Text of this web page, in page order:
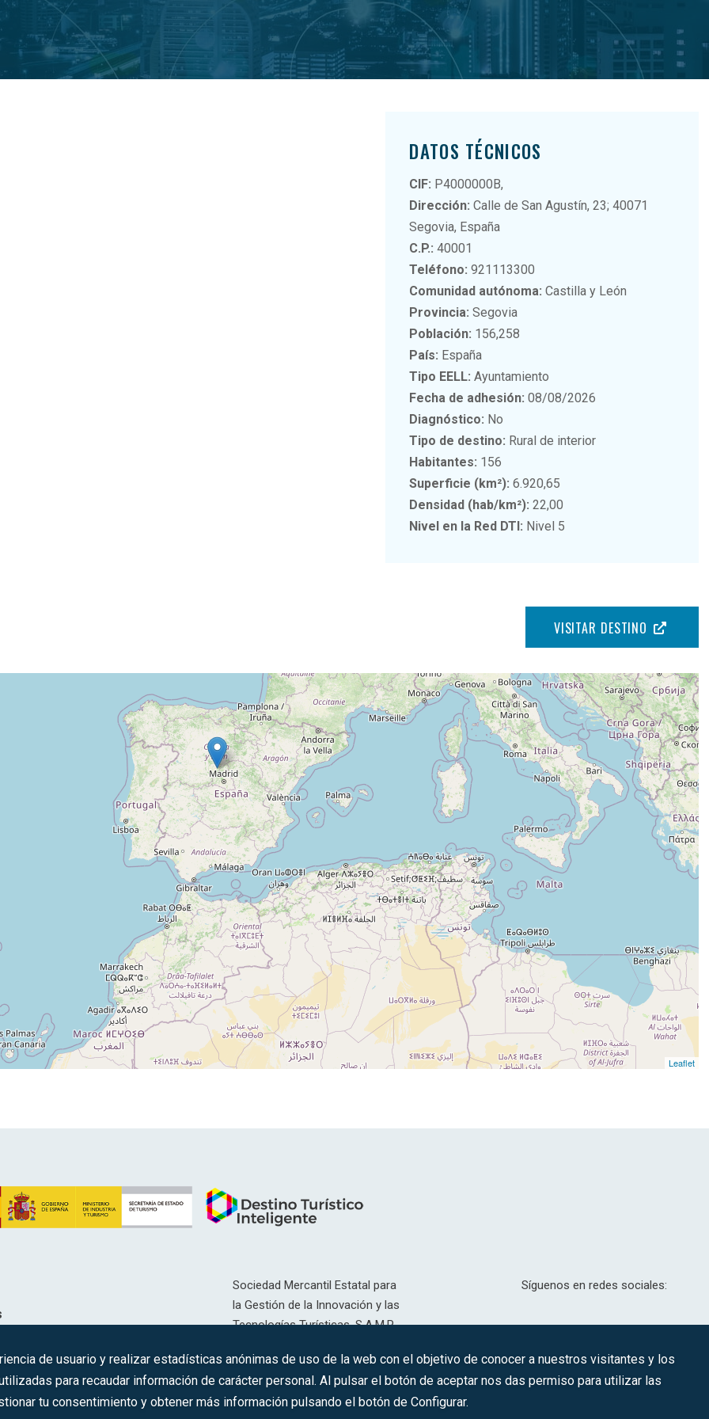
DATOS TÉCNICOS
CIF: P4000000B,
Dirección: Calle de San Agustín, 23; 40071
Segovia, España
C.P.: 40001
Teléfono: 921113300
Comunidad autónoma: Castilla y León
Provincia: Segovia
Población: 156,258
País: España
Tipo EELL: Ayuntamiento
Fecha de adhesión: 08/08/2026
Diagnóstico: No
Tipo de destino: Rural de interior
Habitantes: 156
Superficie (km²): 6.920,65
Densidad (hab/km²): 22,00
Nivel en la Red DTI: Nivel 5
VISITAR DESTINO
Leaflet
Sociedad Mercantil Estatal para
la Gestión de la Innovación y las
Tecnologías Turísticas, S.A.M.P.
Inscrita en el R.M. de Madrid, T,
12593, Se. 8, F. 129, H. 201.307.
C.I.F.: A-81/874.984
Síguenos en redes sociales:
CONTACTO
de usuario y realizar estadísticas anónimas de uso de la web con el objetivo de conocer a nuestros visitantes y los
para recaudar información de carácter personal. Al pulsar el botón de aceptar nos das permiso para utilizar las
tu consentimiento y obtener más información pulsando el botón de Configurar.